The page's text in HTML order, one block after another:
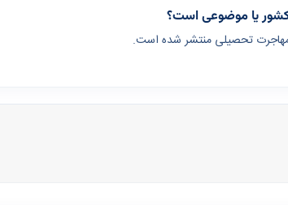
یا موضوعی است؟
و مهاجرت تحصیلی منتشر شده است.